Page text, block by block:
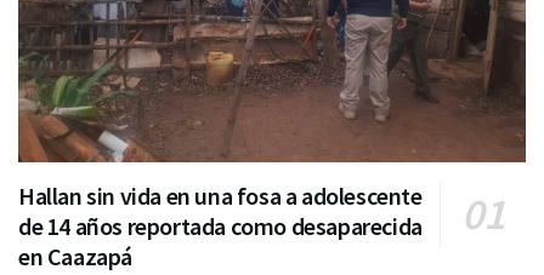
Hallan sin vida en una fosa a adolescente
de 14 años reportada como desaparecida
en Caazapá